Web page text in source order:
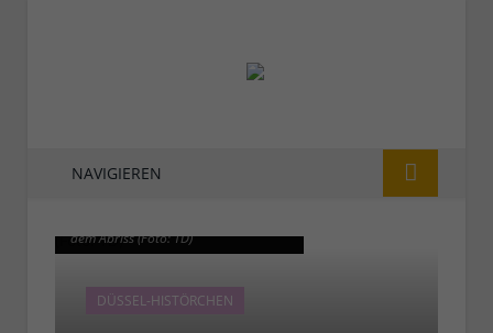
NAVIGIEREN
dem Abriss (Foto: TD)
DÜSSEL-HISTÖRCHEN
dem Abriss (Foto: TD)